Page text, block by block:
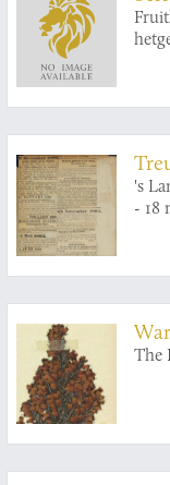
Met
en
last
's
- 18
The